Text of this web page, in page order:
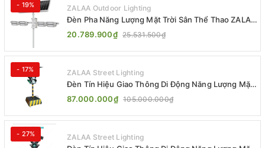
- 19% ZALAA Outdoor Lighting
Đèn Pha Năng Lượng Mặt Trời Sân Thể Thao ZALAA
Jsc Chống Nước IP65 Cao Cấp
20.789.900₫ 25.531.500₫
- 17% ZALAA Street Lighting
Đèn Tín Hiệu Giao Thông Di Động Năng Lượng Mặt
Trời ZALAA ZL-300A-D
87.000.000₫ 105.000.000₫
- 27% ZALAA Street Lighting